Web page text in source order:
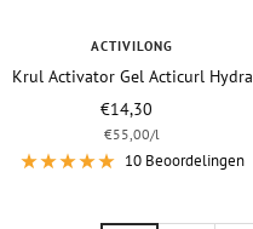
ACTIVILONG
Krul Activator Gel Acticurl Hydra
Vraagprijs
€14,30
€55,00/l
10 Beoordelingen